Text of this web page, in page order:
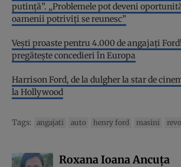
putință”. „Problemele pot deveni
oamenii potriviți se reunesc”
Vești proaste pentru 4.000 de angajați
pregătește concedieri în Europa
Harrison Ford, de la dulgher la star de
la Hollywood
Tags: angajati auto henry ford masini
Roxana Ioana Ancuța